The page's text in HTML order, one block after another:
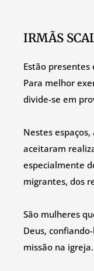
IRMÃS
Estão
Para melhor
divide-se em
Nestes
aceitaram
especialmente
migrantes, dos
São mulheres
Deus,
missão na igreja.